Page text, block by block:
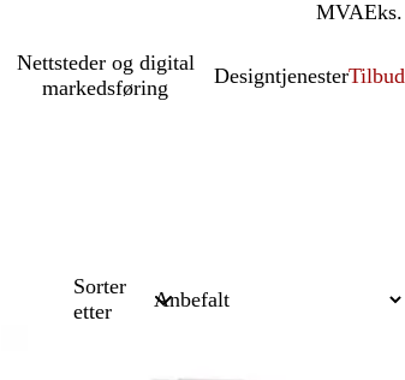
MVAInkl.
Eks.
Nettsteder og digital
markedsføring
DesigntjenesterTilbud
Sorter
etter